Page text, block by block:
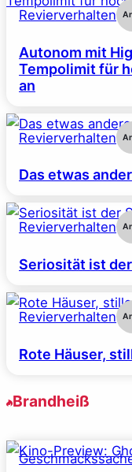
Revierverhalten
Autonom mit
Tempolimit für
an
Revierverhalten
Das etwas
Revierverhalten
Seriosität ist
Revierverhalten
Rote Häuser,
Brandheiß